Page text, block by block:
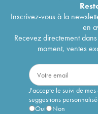
Inscrivez-vous à la
en
Recevez directement
moment, ventes
J'accepte le suivi de
suggestions
Oui
Non